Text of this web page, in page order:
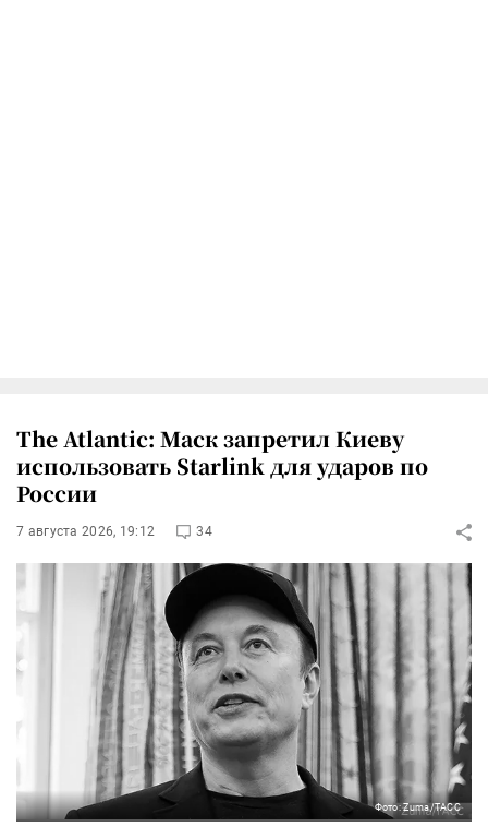
The Atlantic: Маск запретил Киеву
использовать Starlink для ударов по
России
7 августа 2026, 19:12 34
Фото: Zuma/ТАСС